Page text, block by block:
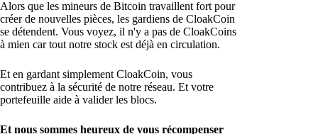
Alors que les mineurs de Bitcoin travaillent fort pour
créer de nouvelles pièces, les gardiens de CloakCoin
se détendent. Vous voyez, il n'y a pas de CloakCoins
à mien car tout notre stock est déjà en circulation.
Et en gardant simplement CloakCoin, vous
contribuez à la sécurité de notre réseau. Et votre
portefeuille aide à valider les blocs.
Et nous sommes heureux de vous récompenser